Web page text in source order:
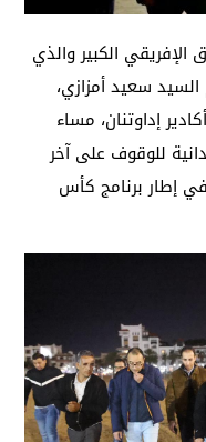
الإفريقي الكبير والذي
سعيد أمزازي،
إداوتنان، مساء
ميدانية للوقوف على آخر
في إطار برنامج كأس